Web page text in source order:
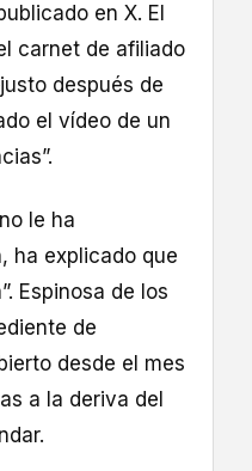
en X. El
carnet de afiliado
después de
el vídeo de un
le ha
ha explicado que
Espinosa de los
de
desde el mes
a la deriva del